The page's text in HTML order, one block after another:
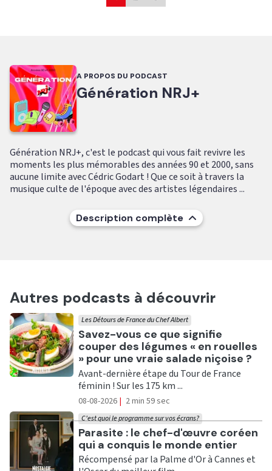
A PROPOS DU PODCAST
Génération NRJ+
Génération NRJ+, c'est le podcast qui vous fait revivre les
moments les plus mémorables des années 90 et 2000, sans
aucune limite avec Cédric Godart ! Que ce soit à travers la
musique culte de l'époque avec des artistes légendaires ...
Description complète
Autres podcasts à découvrir
Ecouter
Savez-vous ce que signifie
couper des légumes « en rouelles
» pour une vraie salade niçoise ?
Les Détours de France du Chef Albert
Avant-dernière étape du Tour de France
féminin ! Sur les 175 km ...
08-08-2026 | 2 min 59 sec
Ecouter
Parasite : le chef-d'œuvre coréen
qui a conquis le monde entier
C'est quoi le programme sur vos écrans?
Récompensé par la Palme d'Or à Cannes et